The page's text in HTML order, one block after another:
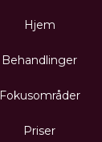
Hjem
Behandlinger
Fokusområder
Priser